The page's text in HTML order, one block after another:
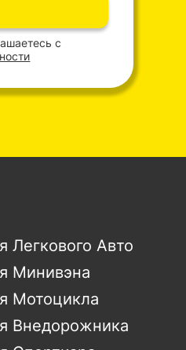
с
Легкового Авто
Минивэна
Мотоцикла
Внедорожника